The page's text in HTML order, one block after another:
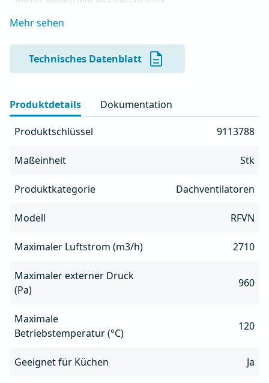
- Für Dauerbetrieb mit Temperaturen bis 120 °C
- Luftauslass mit Schutzgitter
- Zur Reinigung und Wartung lässt sich die
Lüftereinheit einfach drehen
- Gehäuse aus AlMg3-Aluminium, beständig gegen alle
Wetterbedingungen
- Integrierte Fettwanne mit Ablauf
- Integrierter Serviceschalter
installiert werden
Mehr sehen
Technisches Datenblatt
Produktdetails Dokumentation
Produktschlüssel 9113788
Maßeinheit Stk
Produktkategorie Dachventilatoren
Modell RFVN
Maximaler Luftstrom (m3/h) 2710
Maximaler externer Druck
(Pa)
960
Maximale
Betriebstemperatur (°C)
120
Geeignet für Küchen Ja